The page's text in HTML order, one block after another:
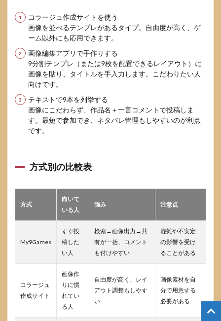
コラージュ作成サイトを使う
画像を並べるテンプレがあるタイプ。自由度が高く、ゲ
ーム以外にも応用できます。
画像編集アプリで手作りする
9分割テンプレ（または9枚を配置できるレイアウト）に
画像を貼り、タイトルを手入力します。こだわりたい人
向けです。
テキストで9本を列挙する
画像にこだわらず、作品名＋一言コメントで投稿しま
す。最短で参加でき、ネタバレ管理もしやすいのが利点
です。
方式別の比較表
方式
向いて
いる人
強み 注意点
My9Games
すぐ投
稿した
い人
検索→画像出力→共
有が一括、コメント
も付けやすい
混雑や不安定
の影響を受け
ることがある
コラージュ
作成サイト
画像作
りに慣
れてい
る人
自由度が高く、レイ
アウト調整もしやす
い
画像素材を自
分で用意する
必要がある